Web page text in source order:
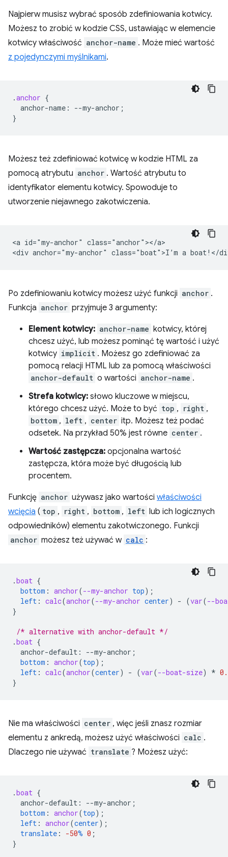
Najpierw musisz wybrać sposób zdefiniowania kotwicy.
Możesz to zrobić w kodzie CSS, ustawiając w elemencie
kotwicy właściwość anchor-name . Może mieć wartość
z pojedynczymi myślnikami.
.anchor {
anchor-name : --my-anchor ;
}
Możesz też zdefiniować kotwicę w kodzie HTML za
pomocą atrybutu anchor . Wartość atrybutu to
identyfikator elementu kotwicy. Spowoduje to
utworzenie niejawnego zakotwiczenia.
<a id="my-anchor" class="anchor"></a>
Po zdefiniowaniu kotwicy możesz użyć funkcji anchor .
Funkcja anchor przyjmuje 3 argumenty:
Element kotwicy: anchor-name kotwicy, której
chcesz użyć, lub możesz pominąć tę wartość i użyć
kotwicy implicit . Możesz go zdefiniować za
pomocą relacji HTML lub za pomocą właściwości
anchor-default o wartości anchor-name .
Strefa kotwicy: słowo kluczowe w miejscu,
którego chcesz użyć. Może to być top , right ,
bottom , left , center itp. Możesz też podać
odsetek. Na przykład 50% jest równe center .
Wartość zastępcza: opcjonalna wartość
zastępcza, która może być długością lub
procentem.
Funkcję anchor używasz jako wartości właściwości
wcięcia ( top , right , bottom , left lub ich logicznych
odpowiedników) elementu zakotwiczonego. Funkcji
anchor możesz też używać w calc :
.boat {
bottom : anchor(--my-anchor top);
left : calc(anchor(--my-anchor center) - (var(--
}
/* alternative with anchor-default */
.boat {
anchor-default : --my-anchor ;
bottom : anchor(top);
left : calc(anchor(center) - (var(--boat-size) *
}
Nie ma właściwości center , więc jeśli znasz rozmiar
elementu z ankredą, możesz użyć właściwości calc .
Dlaczego nie używać translate ? Możesz użyć:
.boat {
anchor-default : --my-anchor ;
bottom : anchor(top);
left : anchor(center);
translate : -50% 0 ;
}